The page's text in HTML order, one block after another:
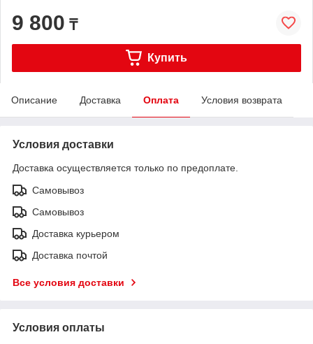
9 800 ₸
Купить
Описание Доставка Оплата Условия возврата
Условия доставки
Доставка осуществляется только по предоплате.
Самовывоз
Самовывоз
Доставка курьером
Доставка почтой
Все условия доставки
Условия оплаты